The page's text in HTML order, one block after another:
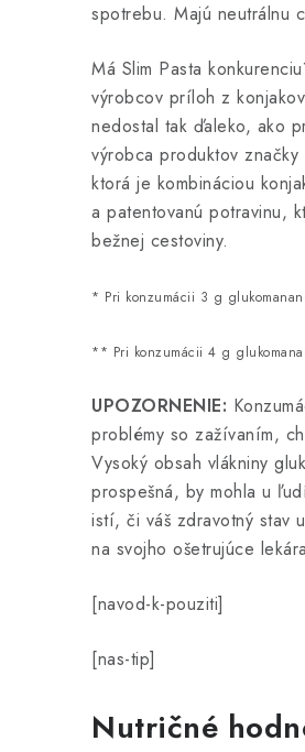
spotrebu. Majú neutrálnu
Má Slim Pasta
výrobcov príloh z
nedostal tak ďaleko, ako
výrobca produktov značky
ktorá je kombináciou
a patentovanú potravinu,
bežnej cestoviny.
* Pri konzumácii 3 g
** Pri konzumácii 4 g
UPOZORNENIE:
problémy so zažívaním,
Vysoký obsah vlákniny
prospešná, by mohla u
istí, či váš zdravotný stav
na svojho ošetrujúce
[navod-k-pouziti]
[nas-tip]
Nutričné